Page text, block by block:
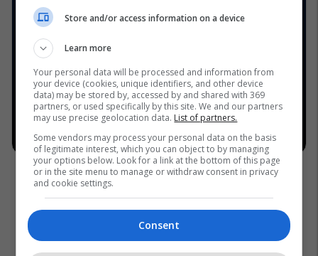
Store and/or access information on a device
Learn more
Your personal data will be processed and information from
your device (cookies, unique identifiers, and other device
data) may be stored by, accessed by and shared with 369
partners, or used specifically by this site. We and our partners
may use precise geolocation data. List of partners.
Some vendors may process your personal data on the basis
of legitimate interest, which you can object to by managing
your options below. Look for a link at the bottom of this page
or in the site menu to manage or withdraw consent in privacy
and cookie settings.
Consent